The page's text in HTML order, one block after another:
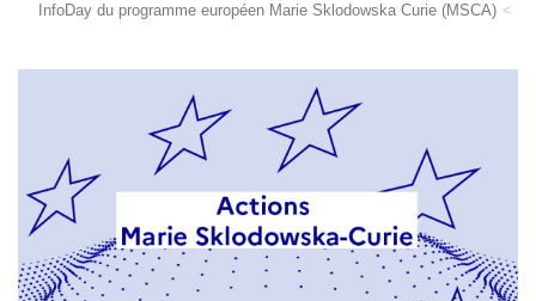
InfoDay du programme européen Marie Sklodowska Curie (MSCA)